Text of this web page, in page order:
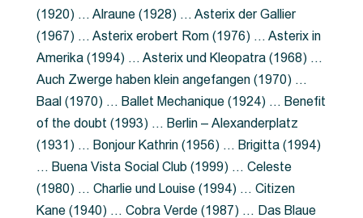
(1920) … Alraune (1928) … Asterix der Gallier
(1967) … Asterix erobert Rom (1976) … Asterix in
Amerika (1994) … Asterix und Kleopatra (1968) …
Auch Zwerge haben klein angefangen (1970) …
Baal (1970) … Ballet Mechanique (1924) … Benefit
of the doubt (1993) … Berlin – Alexanderplatz
(1931) … Bonjour Kathrin (1956) … Brigitta (1994)
… Buena Vista Social Club (1999) … Celeste
(1980) … Charlie und Louise (1994) … Citizen
Kane (1940) … Cobra Verde (1987) … Das Blaue